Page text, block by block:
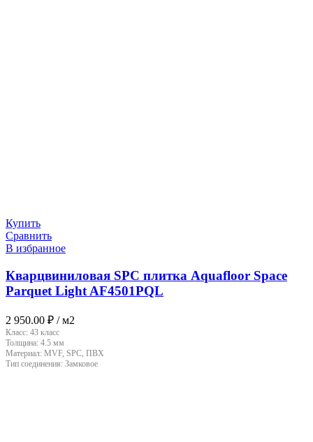
Купить
Сравнить
В избранное
Кварцвиниловая SPC плитка Aquafloor Space
Parquet Light AF4501PQL
2 950.00 ₽ / м2
Класс: 43 класс
Толщина: 4.5 мм
Материал: MVF, SPC, ПВХ
Тип соединения: Замковое